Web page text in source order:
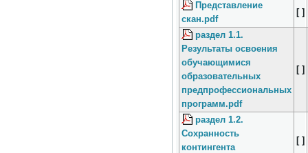
Представление
скан.pdf
[ ]
раздел 1.1.
Результаты освоения
обучающимися
образовательных
предпрофессиональных
программ.pdf
[ ]
раздел 1.2.
Сохранность
контингента
[ ]